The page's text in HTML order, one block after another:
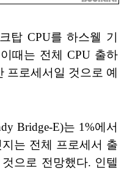
탑 CPU를 하스웰 기
때는 전체 CPU 출하
프로세서일 것으로 예
Bridge-E)는 1%에서
는 전체 프로세서 출
으로 전망했다. 인텔